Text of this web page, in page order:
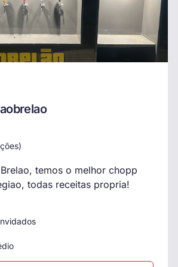
temos o melhor chopp
todas receitas propria!